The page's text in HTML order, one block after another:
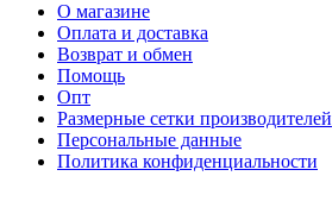
О магазине
Оплата и доставка
Возврат и обмен
Помощь
Опт
Размерные сетки производителей
Персональные данные
Политика конфиденциальности